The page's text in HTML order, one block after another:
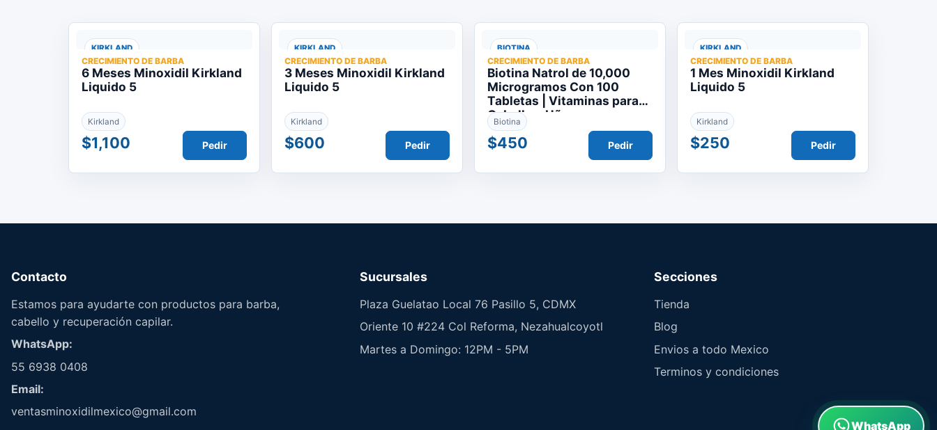
KIRKLAND
CRECIMIENTO DE BARBA
6 Meses Minoxidil Kirkland
Liquido 5
Kirkland
$1,100 Pedir
KIRKLAND
CRECIMIENTO DE BARBA
3 Meses Minoxidil Kirkland
Liquido 5
Kirkland
$600 Pedir
BIOTINA
CRECIMIENTO DE BARBA
Biotina Natrol de 10,000
Microgramos Con 100
Tabletas | Vitaminas para
Cabello y Uñas
Biotina
$450 Pedir
KIRKLAND
CRECIMIENTO DE BARBA
1 Mes Minoxidil Kirkland
Liquido 5
Kirkland
$250 Pedir
Contacto
Estamos para ayudarte con productos para barba,
cabello y recuperación capilar.
WhatsApp:
55 6938 0408
Email:
ventasminoxidilmexico@gmail.com
Sucursales
Plaza Guelatao Local 76 Pasillo 5, CDMX
Oriente 10 #224 Col Reforma, Nezahualcoyotl
Martes a Domingo: 12PM - 5PM
Secciones
Tienda
Blog
Envios a todo Mexico
Terminos y condiciones
WhatsApp